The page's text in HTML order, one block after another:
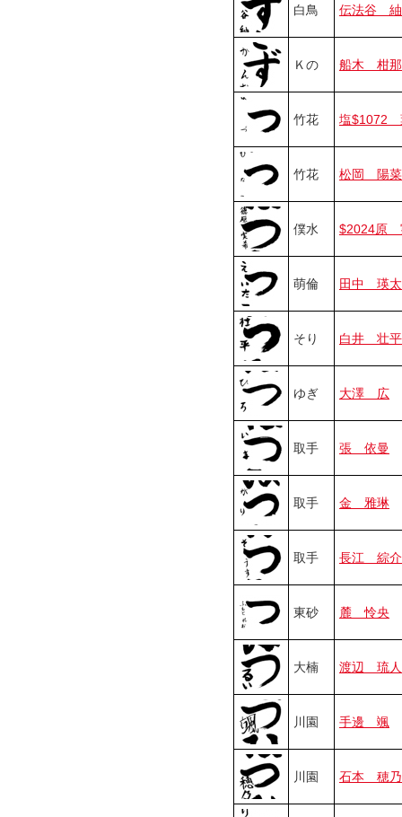
白鳥 伝法谷 紬
Ｋの 船木 柑那
竹花 塩$1072
竹花 松岡 陽
僕水 $2024原
萌倫 田中 瑛
そり 白井 壮平
ゆぎ 大澤 広
取手 張 依曼
取手 金 雅琳
取手 長江 綜介
東砂 麓 怜央
大楠 渡辺 琉人
川園 手邊 颯
川園 石本 穂